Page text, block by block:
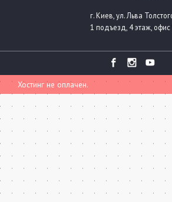
г. Киев, ул. Льва
1 подъезд, 4 этаж, офис
Хостинг не оплачен.